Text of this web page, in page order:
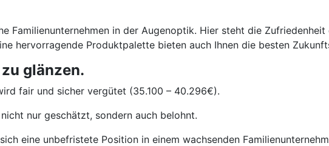
Familienunternehmen in der Augenoptik. Hier steht die
hervorragende Produktpalette bieten auch Ihnen die besten
glänzen.
fair und sicher vergütet (35.100 – 40.296€).
nur geschätzt, sondern auch belohnt.
eine unbefristete Position in einem wachsenden